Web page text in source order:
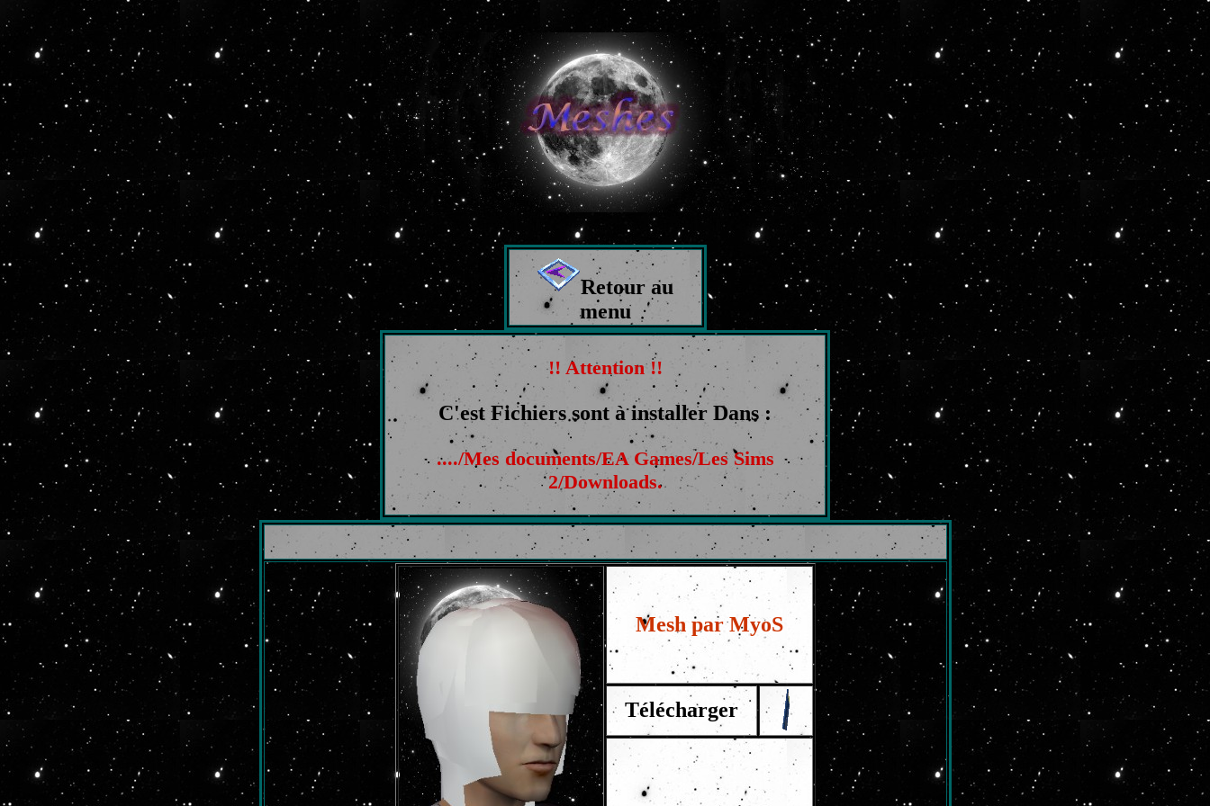
Retour au
menu
!! Attention !!
C'est Fichiers sont à installer Dans :
..../Mes documents/EA Games/Les Sims
2/Downloads.
Mesh par MyoS
Télécharger